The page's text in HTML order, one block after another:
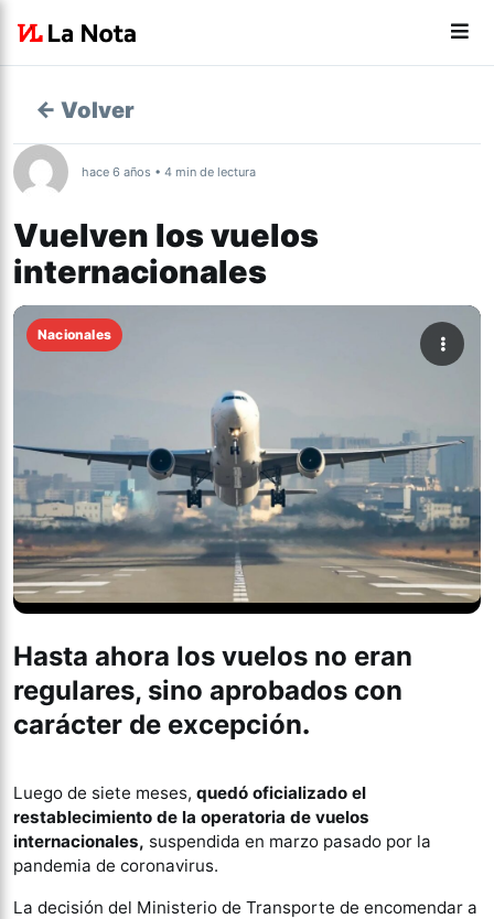
← Volver
hace 6 años • 4 min de lectura
Vuelven los vuelos
internacionales
Nacionales
Hasta ahora los vuelos no eran
regulares, sino aprobados con
carácter de excepción.
Luego de siete meses, quedó oficializado el
restablecimiento de la operatoria de vuelos
internacionales, suspendida en marzo pasado por la
pandemia de coronavirus.
La decisión del Ministerio de Transporte de encomendar a